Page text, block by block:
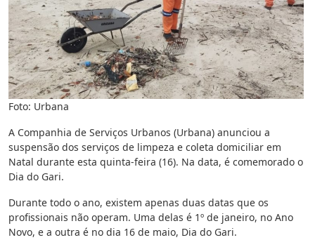
Foto: Urbana
A Companhia de Serviços Urbanos (Urbana) anunciou a
suspensão dos serviços de limpeza e coleta domiciliar em
Natal durante esta quinta-feira (16). Na data, é comemorado o
Dia do Gari.
Durante todo o ano, existem apenas duas datas que os
profissionais não operam. Uma delas é 1º de janeiro, no Ano
Novo, e a outra é no dia 16 de maio, Dia do Gari.